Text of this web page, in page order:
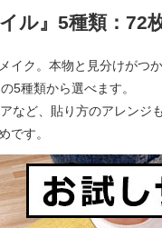
ル』5種類：72
ク。本物と見分けがつ
5種類から選べます。
など、貼り方のアレンジ
です。